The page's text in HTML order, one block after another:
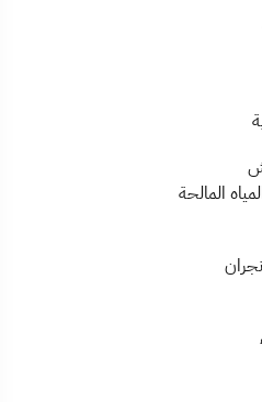
احمد القرني
التويجري
احمد بادغيش
المالحة
عاقلة
ال زمانان
ال مطير